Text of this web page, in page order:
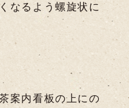
なるよう螺旋状に
案内看板の上にの